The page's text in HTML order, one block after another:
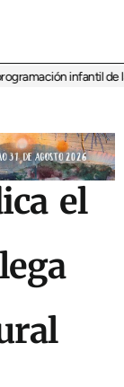
infantil de la
el